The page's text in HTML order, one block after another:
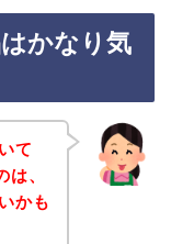
かなり気
て
、
かも